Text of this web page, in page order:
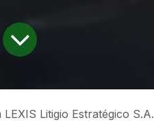
diseño profesional, publicación online y dominio con tilde